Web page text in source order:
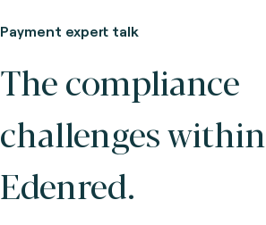
Payment expert talk
The compliance
challenges within
Edenred.